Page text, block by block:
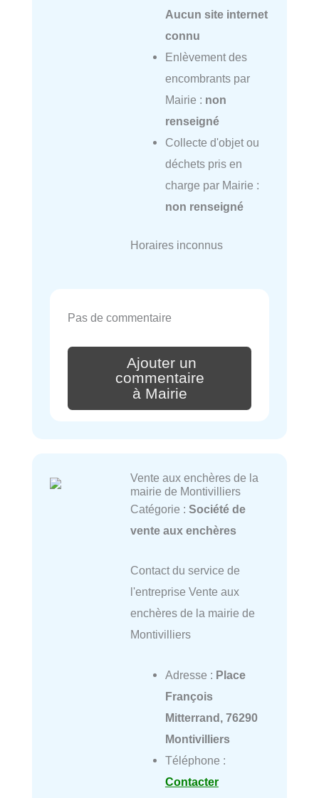
Aucun site internet
connu
Enlèvement des
encombrants par
Mairie : non
renseigné
Collecte d'objet ou
déchets pris en
charge par Mairie :
non renseigné
Horaires inconnus
Pas de commentaire
Ajouter un
commentaire
à Mairie
Vente aux enchères de la
mairie de Montivilliers
Catégorie : Société de
vente aux enchères
Contact du service de
l'entreprise Vente aux
enchères de la mairie de
Montivilliers
Adresse : Place
François
Mitterrand, 76290
Montivilliers
Téléphone :
Contacter